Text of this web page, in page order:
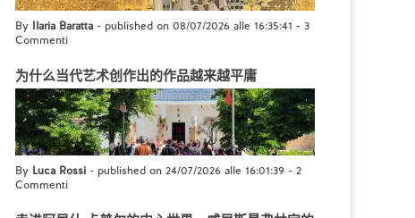
By Ilaria Baratta - published on 08/07/2026 alle 16:35:41 - 3
Commenti
为什么当代艺术创作出的作品越来越平庸
By Luca Rossi - published on 24/07/2026 alle 16:01:39 - 2
Commenti